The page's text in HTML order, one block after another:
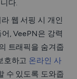
다.
웹 서핑 시 개인
, VeePN은 강력
트래픽을 숨겨줍
호하고 온라인 사
수 있도록 도와줍